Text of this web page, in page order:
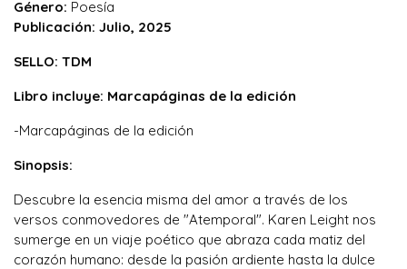
Género: Poesía
Publicación: Julio, 2025
SELLO: TDM
Libro incluye: Marcapáginas de la edición
-Marcapáginas de la edición
Sinopsis:
Descubre la esencia misma del amor a través de los
versos conmovedores de "Atemporal". Karen Leight nos
sumerge en un viaje poético que abraza cada matiz del
corazón humano: desde la pasión ardiente hasta la dulce